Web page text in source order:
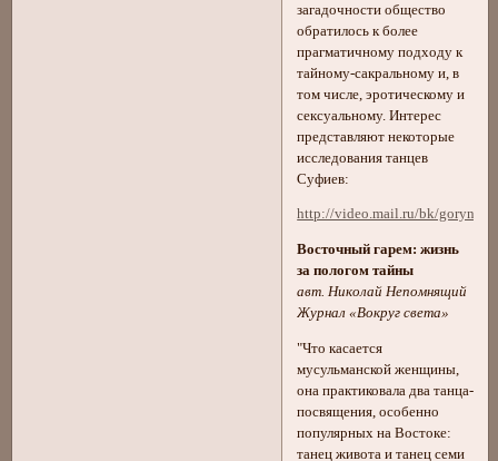
загадочности общество
обратилось к более
прагматичному подходу к
тайному-сакральному и, в
том числе, эротическому и
сексуальному. Интерес
представляют некоторые
исследования танцев
Суфиев:
http://video.mail.ru/bk/
Восточный гарем: жизнь
за пологом тайны
авт. Николай Непомнящий
Журнал «Вокруг света»
"Что касается
мусульманской женщины,
она практиковала два танца-
посвящения, особенно
популярных на Востоке:
танец живота и танец семи